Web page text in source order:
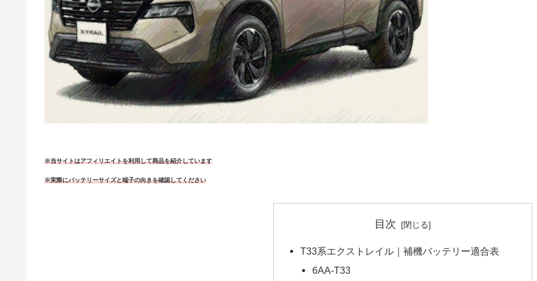
※当サイトはアフィリエイトを利用して商品を紹介しています
※実際にバッテリーサイズと端子の向きを確認してください
目次
T33系エクストレイル｜補機バッテリー適合表
6AA-T33